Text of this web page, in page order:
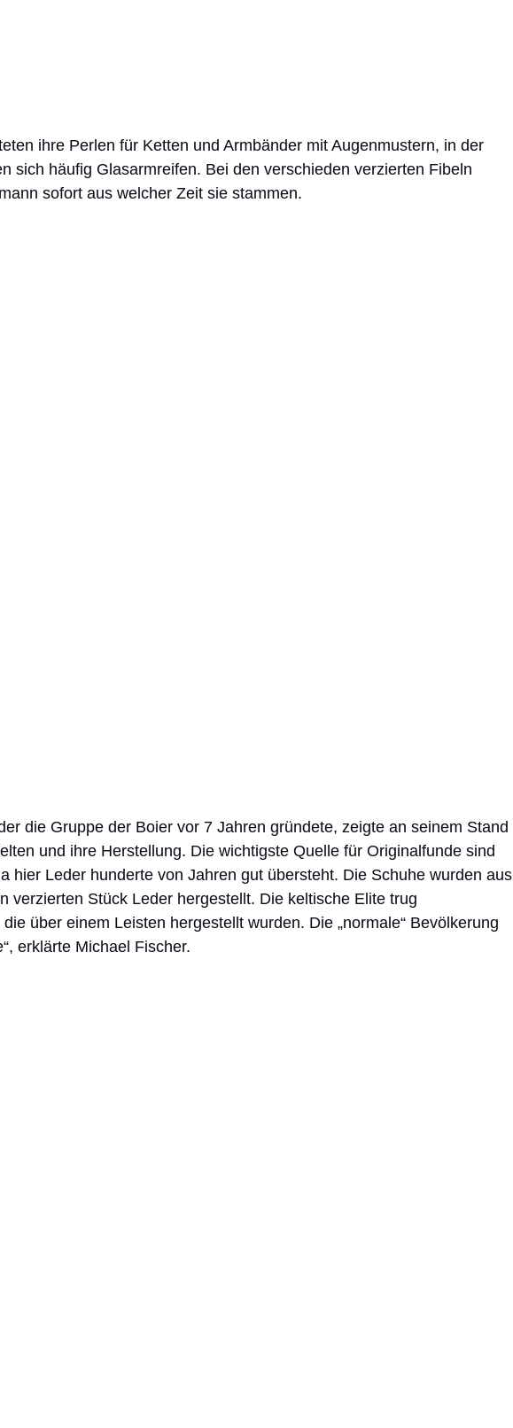
ihre Perlen für Ketten und Armbänder mit Augenmustern, in der
sich häufig Glasarmreifen. Bei den verschieden verzierten Fibeln
sofort aus welcher Zeit sie stammen.
die Gruppe der Boier vor 7 Jahren gründete, zeigte an seinem Stand
und ihre Herstellung. Die wichtigste Quelle für Originalfunde sind
hier Leder hunderte von Jahren gut übersteht. Die Schuhe wurden aus
verzierten Stück Leder hergestellt. Die keltische Elite trug
über einem Leisten hergestellt wurden. Die „normale“ Bevölkerung
erklärte Michael Fischer.